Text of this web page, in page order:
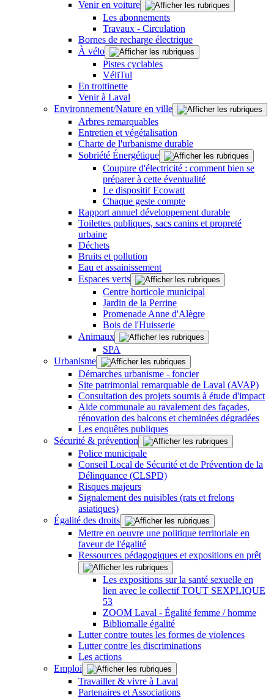
Venir en voiture
Les abonnements
Travaux - Circulation
Bornes de recharge électrique
À vélo
Pistes cyclables
VéliTul
En trottinette
Venir à Laval
Environnement/Nature en ville
Arbres remarquables
Entretien et végétalisation
Charte de l'urbanisme durable
Sobriété Énergétique
Coupure d'électricité : comment bien se
préparer à cette éventualité
Le dispositif Ecowatt
Chaque geste compte
Rapport annuel développement durable
Toilettes publiques, sacs canins et propreté
urbaine
Déchets
Bruits et pollution
Eau et assainissement
Espaces verts
Centre horticole municipal
Jardin de la Perrine
Promenade Anne d'Alègre
Bois de l'Huisserie
Animaux
SPA
Urbanisme
Démarches urbanisme - foncier
Site patrimonial remarquable de Laval (AVAP)
Consultation des projets soumis à étude d'impact
Aide communale au ravalement des façades,
rénovation des balcons et cheminées dégradées
Les enquêtes publiques
Sécurité & prévention
Police municipale
Conseil Local de Sécurité et de Prévention de la
Délinquance (CLSPD)
Risques majeurs
Signalement des nuisibles (rats et frelons
asiatiques)
Égalité des droits
Mettre en oeuvre une politique territoriale en
faveur de l'égalité
Ressources pédagogiques et expositions en prêt
Les expositions sur la santé sexuelle en
lien avec le collectif TOUT SEXPLIQUE
53
ZOOM Laval - Égalité femme / homme
Bibliomalle égalité
Lutter contre toutes les formes de violences
Lutter contre les discriminations
Les actions
Emploi
Travailler & vivre à Laval
Partenaires et Associations